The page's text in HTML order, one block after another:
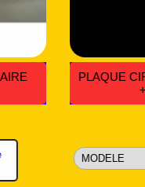
VITRES AUTO
de commande